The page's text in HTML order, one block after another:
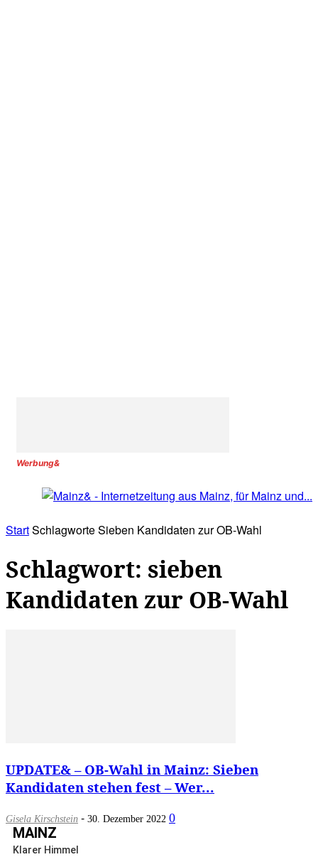
Werbung&
StartSchlagworteSieben Kandidaten zur OB-Wahl
Schlagwort: sieben
Kandidaten zur OB-Wahl
UPDATE& – OB-Wahl in Mainz: Sieben
Kandidaten stehen fest – Wer...
Gisela Kirschstein - 30. Dezember 2022 0
MAINZ
Klarer Himmel